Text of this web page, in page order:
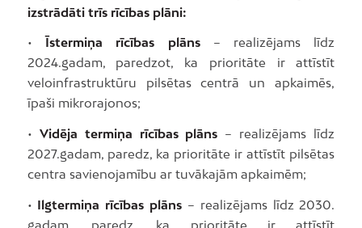
izstrādāti trīs rīcības plāni:
•Īstermiņa rīcības plāns– realizējams līdz
2024.gadam, paredzot, ka prioritāte ir attīstīt
veloinfrastruktūru pilsētas centrā un apkaimēs,
īpaši mikrorajonos;
• Vidēja termiņa rīcības plāns – realizējams līdz
2027.gadam, paredz, ka prioritāte ir attīstīt pilsētas
centra savienojamību ar tuvākajām apkaimēm;
• Ilgtermiņa rīcības plāns – realizējams līdz 2030.
gadam, paredz, ka prioritāte ir attīstīt